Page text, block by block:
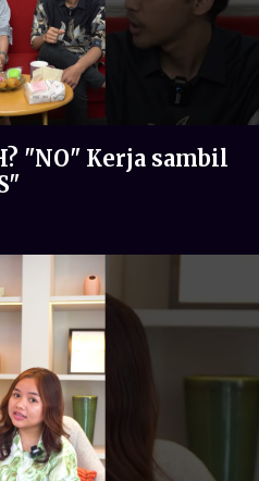
"NO" Kerja sambil